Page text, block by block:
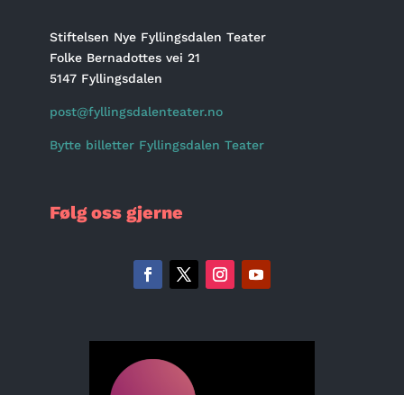
Stiftelsen Nye Fyllingsdalen Teater
Folke Bernadottes vei 21
5147 Fyllingsdalen
post@fyllingsdalenteater.no
Bytte billetter Fyllingsdalen Teater
Følg oss gjerne